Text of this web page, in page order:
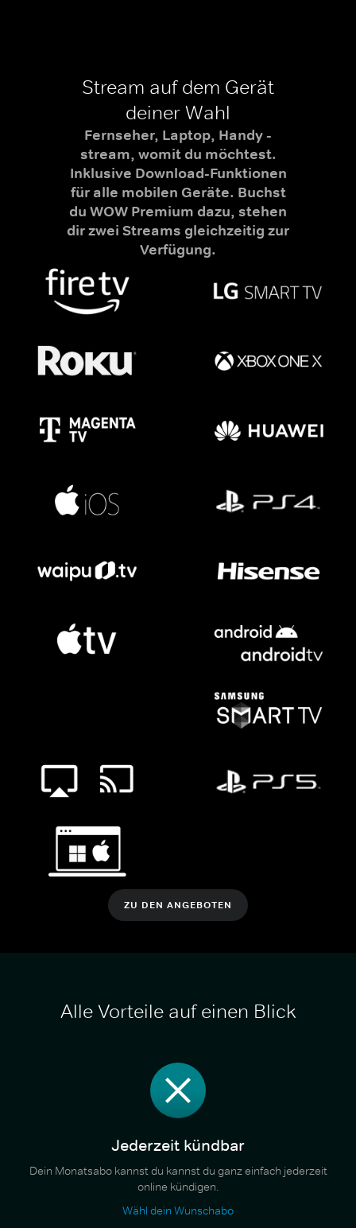
Stream auf dem Gerät
deiner Wahl
Fernseher, Laptop, Handy -
stream, womit du möchtest.
Inklusive Download-Funktionen
für alle mobilen Geräte. Buchst
du WOW Premium dazu, stehen
dir zwei Streams gleichzeitig zur
Verfügung.
ZU DEN ANGEBOTEN
Alle Vorteile auf einen Blick
Jederzeit kündbar
Dein Monatsabo kannst du kannst du ganz einfach jederzeit
online kündigen.
Wähl dein Wunschabo